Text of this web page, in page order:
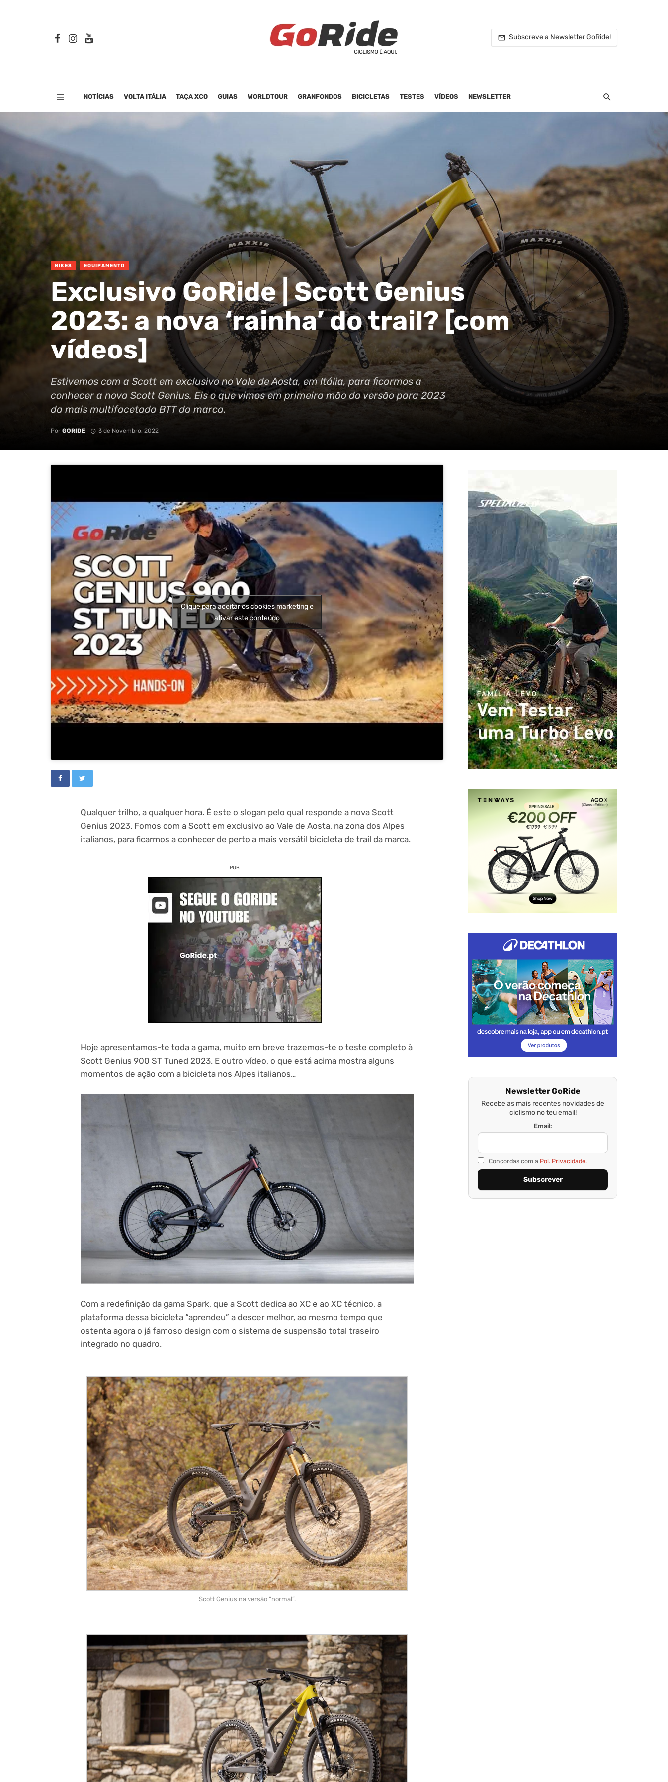
Subscreve a Newsletter GoRide!
NOTÍCIAS VOLTA ITÁLIA TAÇA XCO GUIAS WORLDTOUR GRANFONDOS BICICLETAS TESTES VÍDEOS NEWSLETTER
BIKES EQUIPAMENTO
Exclusivo GoRide | Scott Genius
2023: a nova ‘rainha’ do trail? [com
vídeos]
Estivemos com a Scott em exclusivo no Vale de Aosta, em Itália, para ficarmos a
conhecer a nova Scott Genius. Eis o que vimos em primeira mão da versão para 2023
da mais multifacetada BTT da marca.
Por GORIDE 3 de Novembro, 2022
Clique para aceitar os cookies marketing e
ativar este conteúdo
Qualquer trilho, a qualquer hora. É este o slogan pelo qual responde a nova Scott
Genius 2023. Fomos com a Scott em exclusivo ao Vale de Aosta, na zona dos Alpes
italianos, para ficarmos a conhecer de perto a mais versátil bicicleta de trail da marca.
PUB
Hoje apresentamos-te toda a gama, muito em breve trazemos-te o teste completo à
Scott Genius 900 ST Tuned 2023. E outro vídeo, o que está acima mostra alguns
momentos de ação com a bicicleta nos Alpes italianos…
Com a redefinição da gama Spark, que a Scott dedica ao XC e ao XC técnico, a
plataforma dessa bicicleta “aprendeu” a descer melhor, ao mesmo tempo que
ostenta agora o já famoso design com o sistema de suspensão total traseiro
integrado no quadro.
Scott Genius na versão “normal”.
Newsletter GoRide
Recebe as mais recentes novidades de
ciclismo no teu email!
Email:
Concordas com a Pol. Privacidade.